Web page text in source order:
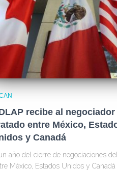
recibe al negociador
entre México,
y Canadá
año del cierre de negociaciones
México, Estados Unidos y Canadá